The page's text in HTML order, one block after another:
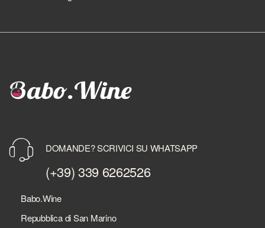
DOMANDE? SCRIVICI SU WHATSAPP
(+39) 339 6262526
Babo.Wine
Repubblica di San Marino